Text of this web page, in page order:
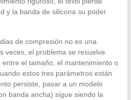
y la banda de silicona su poder
de compresión no es una
veces, el problema se resuelve
el tamaño, el mantenimiento o
estos tres parámetros están
persiste, pasar a un modelo
banda ancha) sigue siendo la